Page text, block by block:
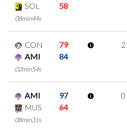
SOL
58
08min44s
CON
79
AMI
84
02min54s
2
AMI
97
MUS
64
08min31s
0